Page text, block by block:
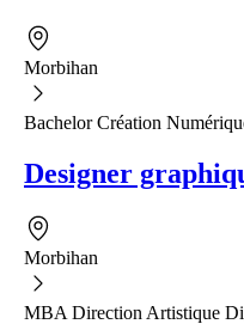
Morbihan
Bachelor Création
Designer
Morbihan
MBA Direction Artistique